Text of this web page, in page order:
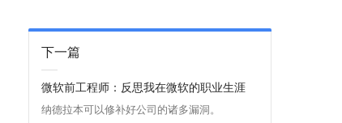
下一篇
微软前工程师：反思我在微软的职业生涯
纳德拉本可以修补好公司的诸多漏洞。